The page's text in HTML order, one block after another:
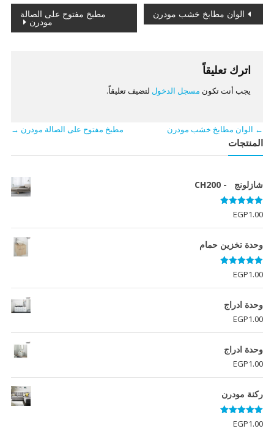
تصفّح
الوان مطابخ خشب مودرن مطبخ مفتوح على الصالة
مودرن
اترك تعليقاً
يجب أنت تكون مسجل الدخول لتضيف تعليقاً.
← الوان مطابخ خشب مودرن مطبخ مفتوح على الصالة مودرن →
المنتجات
شازلونج - CH200
تم التقييم
5.00
من 5
EGP1.00
وحدة تخزين حمام
تم التقييم
5.00
من 5
EGP1.00
وحدة ادراج
EGP1.00
وحدة ادراج
EGP1.00
ركنة مودرن
تم التقييم
5.00
من 5
EGP1.00